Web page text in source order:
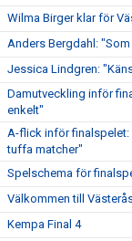
Wilma Birger klar för
Anders Bergdahl:
Jessica Lindgren:
Damutveckling inför
enkelt"
A-flick inför
tuffa matcher"
Spelschema för
Välkommen till
Kempa Final 4